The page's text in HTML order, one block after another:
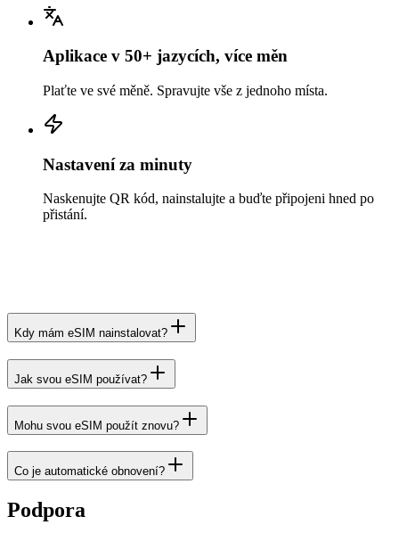
Aplikace v 50+ jazycích, více měn
Plaťte ve své měně. Spravujte vše z jednoho místa.
Nastavení za minuty
Naskenujte QR kód, nainstalujte a buďte připojeni hned po
přistání.
Kdy mám eSIM nainstalovat?
Jak svou eSIM používat?
Mohu svou eSIM použít znovu?
Co je automatické obnovení?
Podpora